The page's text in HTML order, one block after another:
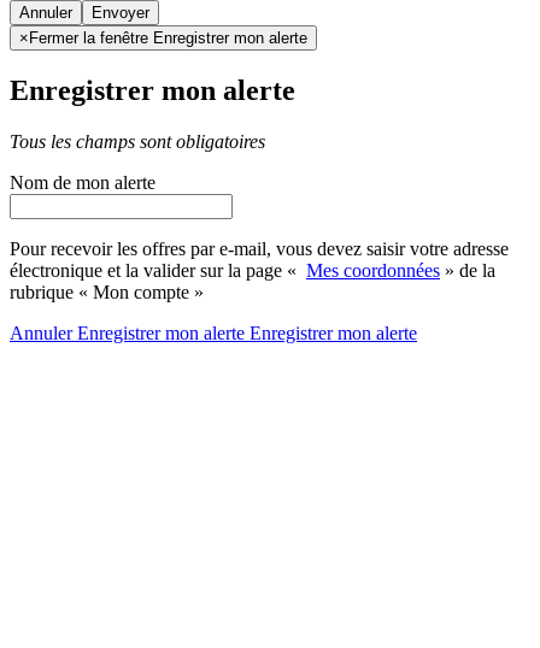
Annuler
× Fermer la fenêtre Enregistrer mon alerte
Enregistrer mon alerte
Tous les champs sont obligatoires
Nom de mon alerte
Pour recevoir les offres par e-mail, vous devez saisir votre adresse
électronique et la valider sur la page « Mes coordonnées » de la
rubrique « Mon compte »
AnnulerEnregistrer mon alerte Enregistrermon alerte